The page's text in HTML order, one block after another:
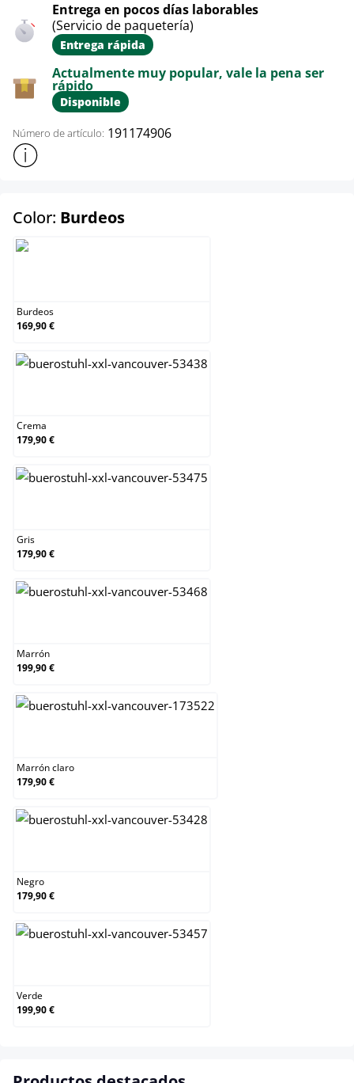
Entrega en pocos días laborables
(Servicio de paquetería)
Entrega rápida
Actualmente muy popular, vale la pena ser
rápido
Disponible
Número de artículo: 191174906
Mostrar más información sobre el producto
Color: Burdeosselect
Burdeos
169,90 €
Crema
179,90 €
Gris
179,90 €
Marrón
199,90 €
Marrón claro
179,90 €
Negro
179,90 €
Verde
199,90 €